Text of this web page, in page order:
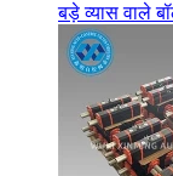
बड़े व्यास वाले